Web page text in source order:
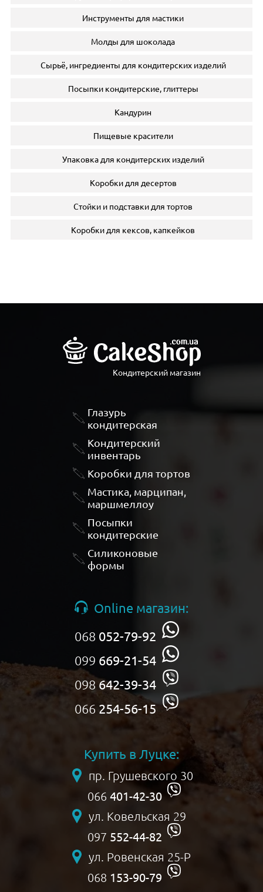
Инструменты для мастики
Молды для шоколада
Сырьё, ингредиенты для кондитерских изделий
Посыпки кондитерские, глиттеры
Кандурин
Пищевые красители
Упаковка для кондитерских изделий
Коробки для десертов
Стойки и подставки для тортов
Коробки для кексов, капкейков
Кондитерский магазин
Глазурь
кондитерская
Кондитерский
инвентарь
Коробки для тортов
Мастика, марципан,
маршмеллоу
Посыпки
кондитерские
Силиконовые
формы
Online магазин:
068 052-79-92
099 669-21-54
098 642-39-34
066 254-56-15
Купить в Луцке:
пр. Грушевского 30
066 401-42-30
ул. Ковельская 29
097 552-44-82
ул. Ровенская 25-Р
068 153-90-79